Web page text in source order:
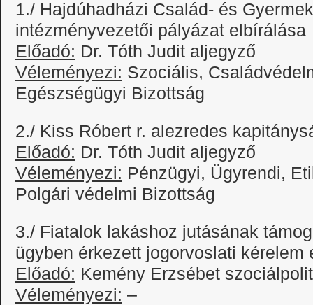
1./ Hajdúhadházi Család- és
intézményvezetői pályázat elbírálása
Előadó: Dr. Tóth Judit aljegyző
Véleményezi: Szociális,
Egészségügyi Bizottság
2./ Kiss Róbert r. alezredes
Előadó: Dr. Tóth Judit aljegyző
Véleményezi: Pénzügyi, Ügyrendi,
Polgári védelmi Bizottság
3./ Fiatalok lakáshoz jutásának
ügyben érkezett jogorvoslati kérelem
Előadó: Kemény Erzsébet
Véleményezi: –